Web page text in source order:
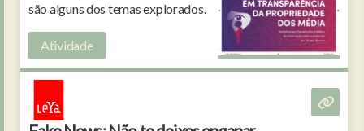
são alguns dos temas explorados.
Atividade